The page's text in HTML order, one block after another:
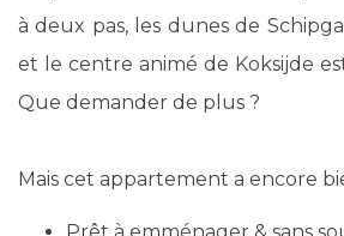
à deux pas, les dunes de
et le centre animé de Koksijde
Que demander de plus ?
Mais cet appartement a encore